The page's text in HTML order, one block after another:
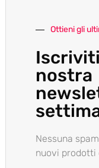
Ottieni gli
nostra
Nessuna
nuovi prodotti